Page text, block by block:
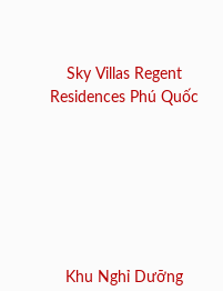
Sky Villas Regent
Residences Phú Quốc
Khu Nghỉ Dưỡng